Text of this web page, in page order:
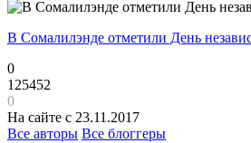
В Сомалилэнде отметили День
0
125452
0
На сайте с 23.11.2017
Все авторы Все блоггеры